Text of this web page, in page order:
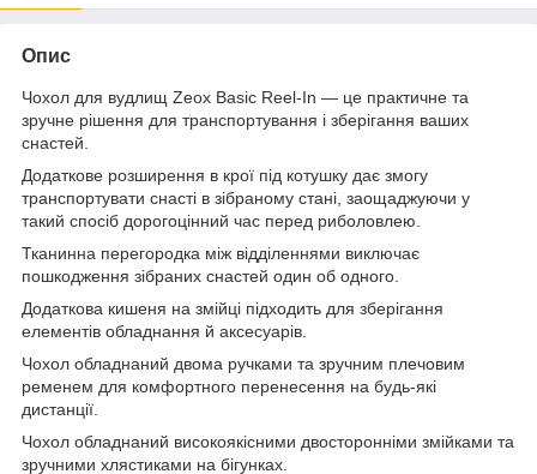
Опис
Чохол для вудлищ Zeox Basic Reel-In — це практичне та
зручне рішення для транспортування і зберігання ваших
снастей.
Додаткове розширення в крої під котушку дає змогу
транспортувати снасті в зібраному стані, заощаджуючи у
такий спосіб дорогоцінний час перед риболовлею.
Тканинна перегородка між відділеннями виключає
пошкодження зібраних снастей один об одного.
Додаткова кишеня на змійці підходить для зберігання
елементів обладнання й аксесуарів.
Чохол обладнаний двома ручками та зручним плечовим
ременем для комфортного перенесення на будь-які
дистанції.
Чохол обладнаний високоякісними двосторонніми змійками та
зручними хлястиками на бігунках.